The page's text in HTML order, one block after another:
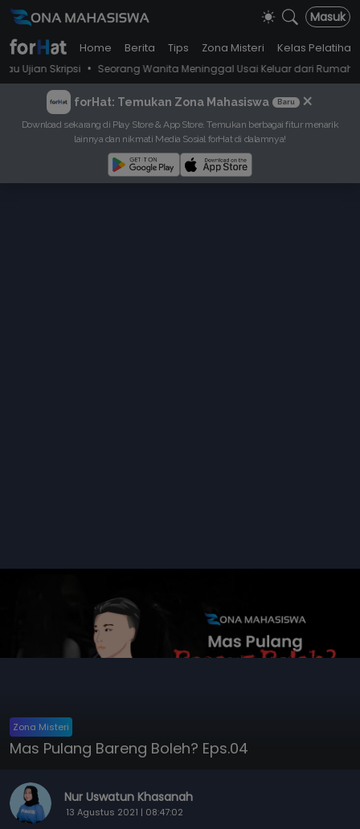
Masuk
Home Berita Tips Zona Misteri
Kelas Pelatihan
Skripsi • Seorang Wanita Meninggal Usai Keluar dari Rumah Hantu,
forHat: Temukan Zona Mahasiswa Baru ×
Download sekarang di Play Store & App Store. Temukan berbagai fitur menarik
lainnya dan nikmati Media Sosial forHat di dalamnya!
Zona Misteri
Mas Pulang Bareng Boleh? Eps.04
Nur Uswatun Khasanah
13 Agustus 2021 | 08:47:02